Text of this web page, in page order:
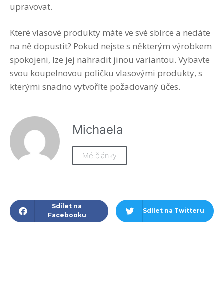
upravovat.
Které vlasové produkty máte ve své sbírce a nedáte
na ně dopustit? Pokud nejste s některým výrobkem
spokojeni, lze jej nahradit jinou variantou. Vybavte
svou koupelnovou poličku vlasovými produkty, s
kterými snadno vytvoříte požadovaný účes.
Michaela
Mé články
Sdílet na
Facebooku
Sdílet na Twitteru